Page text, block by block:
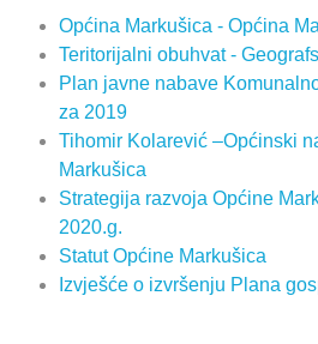
Općina Markušica - Općina
Teritorijalni obuhvat -
Plan javne nabave
za 2019
Tihomir Kolarević –Općinski
Markušica
Strategija razvoja Općine
2020.g.
Statut Općine Markušica
Izvješće o izvršenju Plana